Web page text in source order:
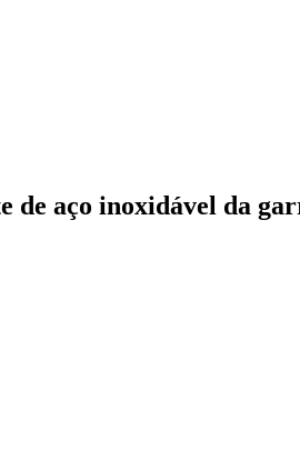
de aço inoxidável da